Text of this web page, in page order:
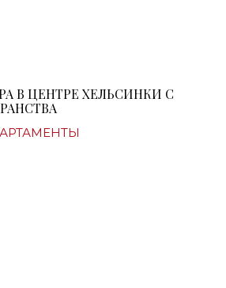
В ЦЕНТРЕ ХЕЛЬСИНКИ С